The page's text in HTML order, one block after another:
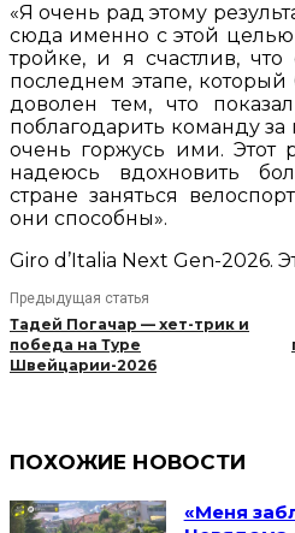
«Я очень рад этому
сюда именно с этой целью
тройке, и я счастлив,
последнем этапе,
доволен тем, что
поблагодарить команду
очень горжусь ими. Этот
надеюсь вдохновить
стране заняться
они способны».
Giro d’Italia Next Gen-2026.
Предыдущая статья
Тадей Погачар — хет-трик и
победа на Туре
Швейцарии-2026
ПОХОЖИЕ НОВОСТИ
«Меня